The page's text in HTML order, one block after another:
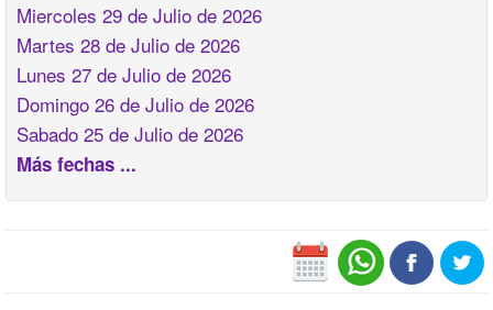
Miercoles 29 de Julio de 2026
Martes 28 de Julio de 2026
Lunes 27 de Julio de 2026
Domingo 26 de Julio de 2026
Sabado 25 de Julio de 2026
Más fechas ...